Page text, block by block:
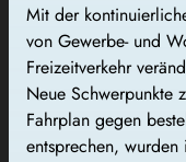
Mit der
von Gewerbe- und
Freizeitverkehr
Neue Schwerpunkte
Fahrplan gegen
entsprechen,